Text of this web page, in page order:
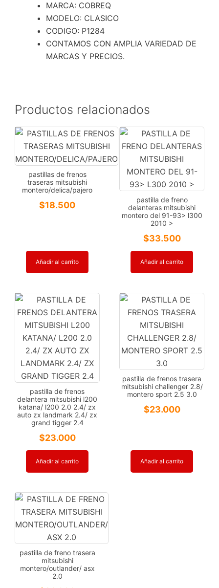
MARCA: COBREQ
MODELO: CLASICO
CODIGO: P1284
CONTAMOS CON AMPLIA VARIEDAD DE
MARCAS Y PRECIOS.
Productos relacionados
pastillas de frenos
traseras mitsubishi
montero/delica/pajero
$18.500
Añadir al carrito
pastilla de freno
delanteras mitsubishi
montero del 91-93> l300
2010 >
$33.500
Añadir al carrito
pastilla de frenos
delantera mitsubishi l200
katana/ l200 2.0 2.4/ zx
auto zx landmark 2.4/ zx
grand tigger 2.4
$23.000
Añadir al carrito
pastilla de frenos trasera
mitsubishi challenger 2.8/
montero sport 2.5 3.0
$23.000
Añadir al carrito
pastilla de freno trasera
mitsubishi
montero/outlander/ asx
2.0